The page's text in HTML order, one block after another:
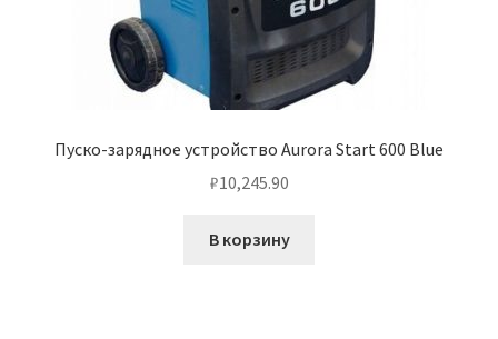
Пуско-зарядное устройство Aurora Start 600 Blue
₽10,245.90
В корзину